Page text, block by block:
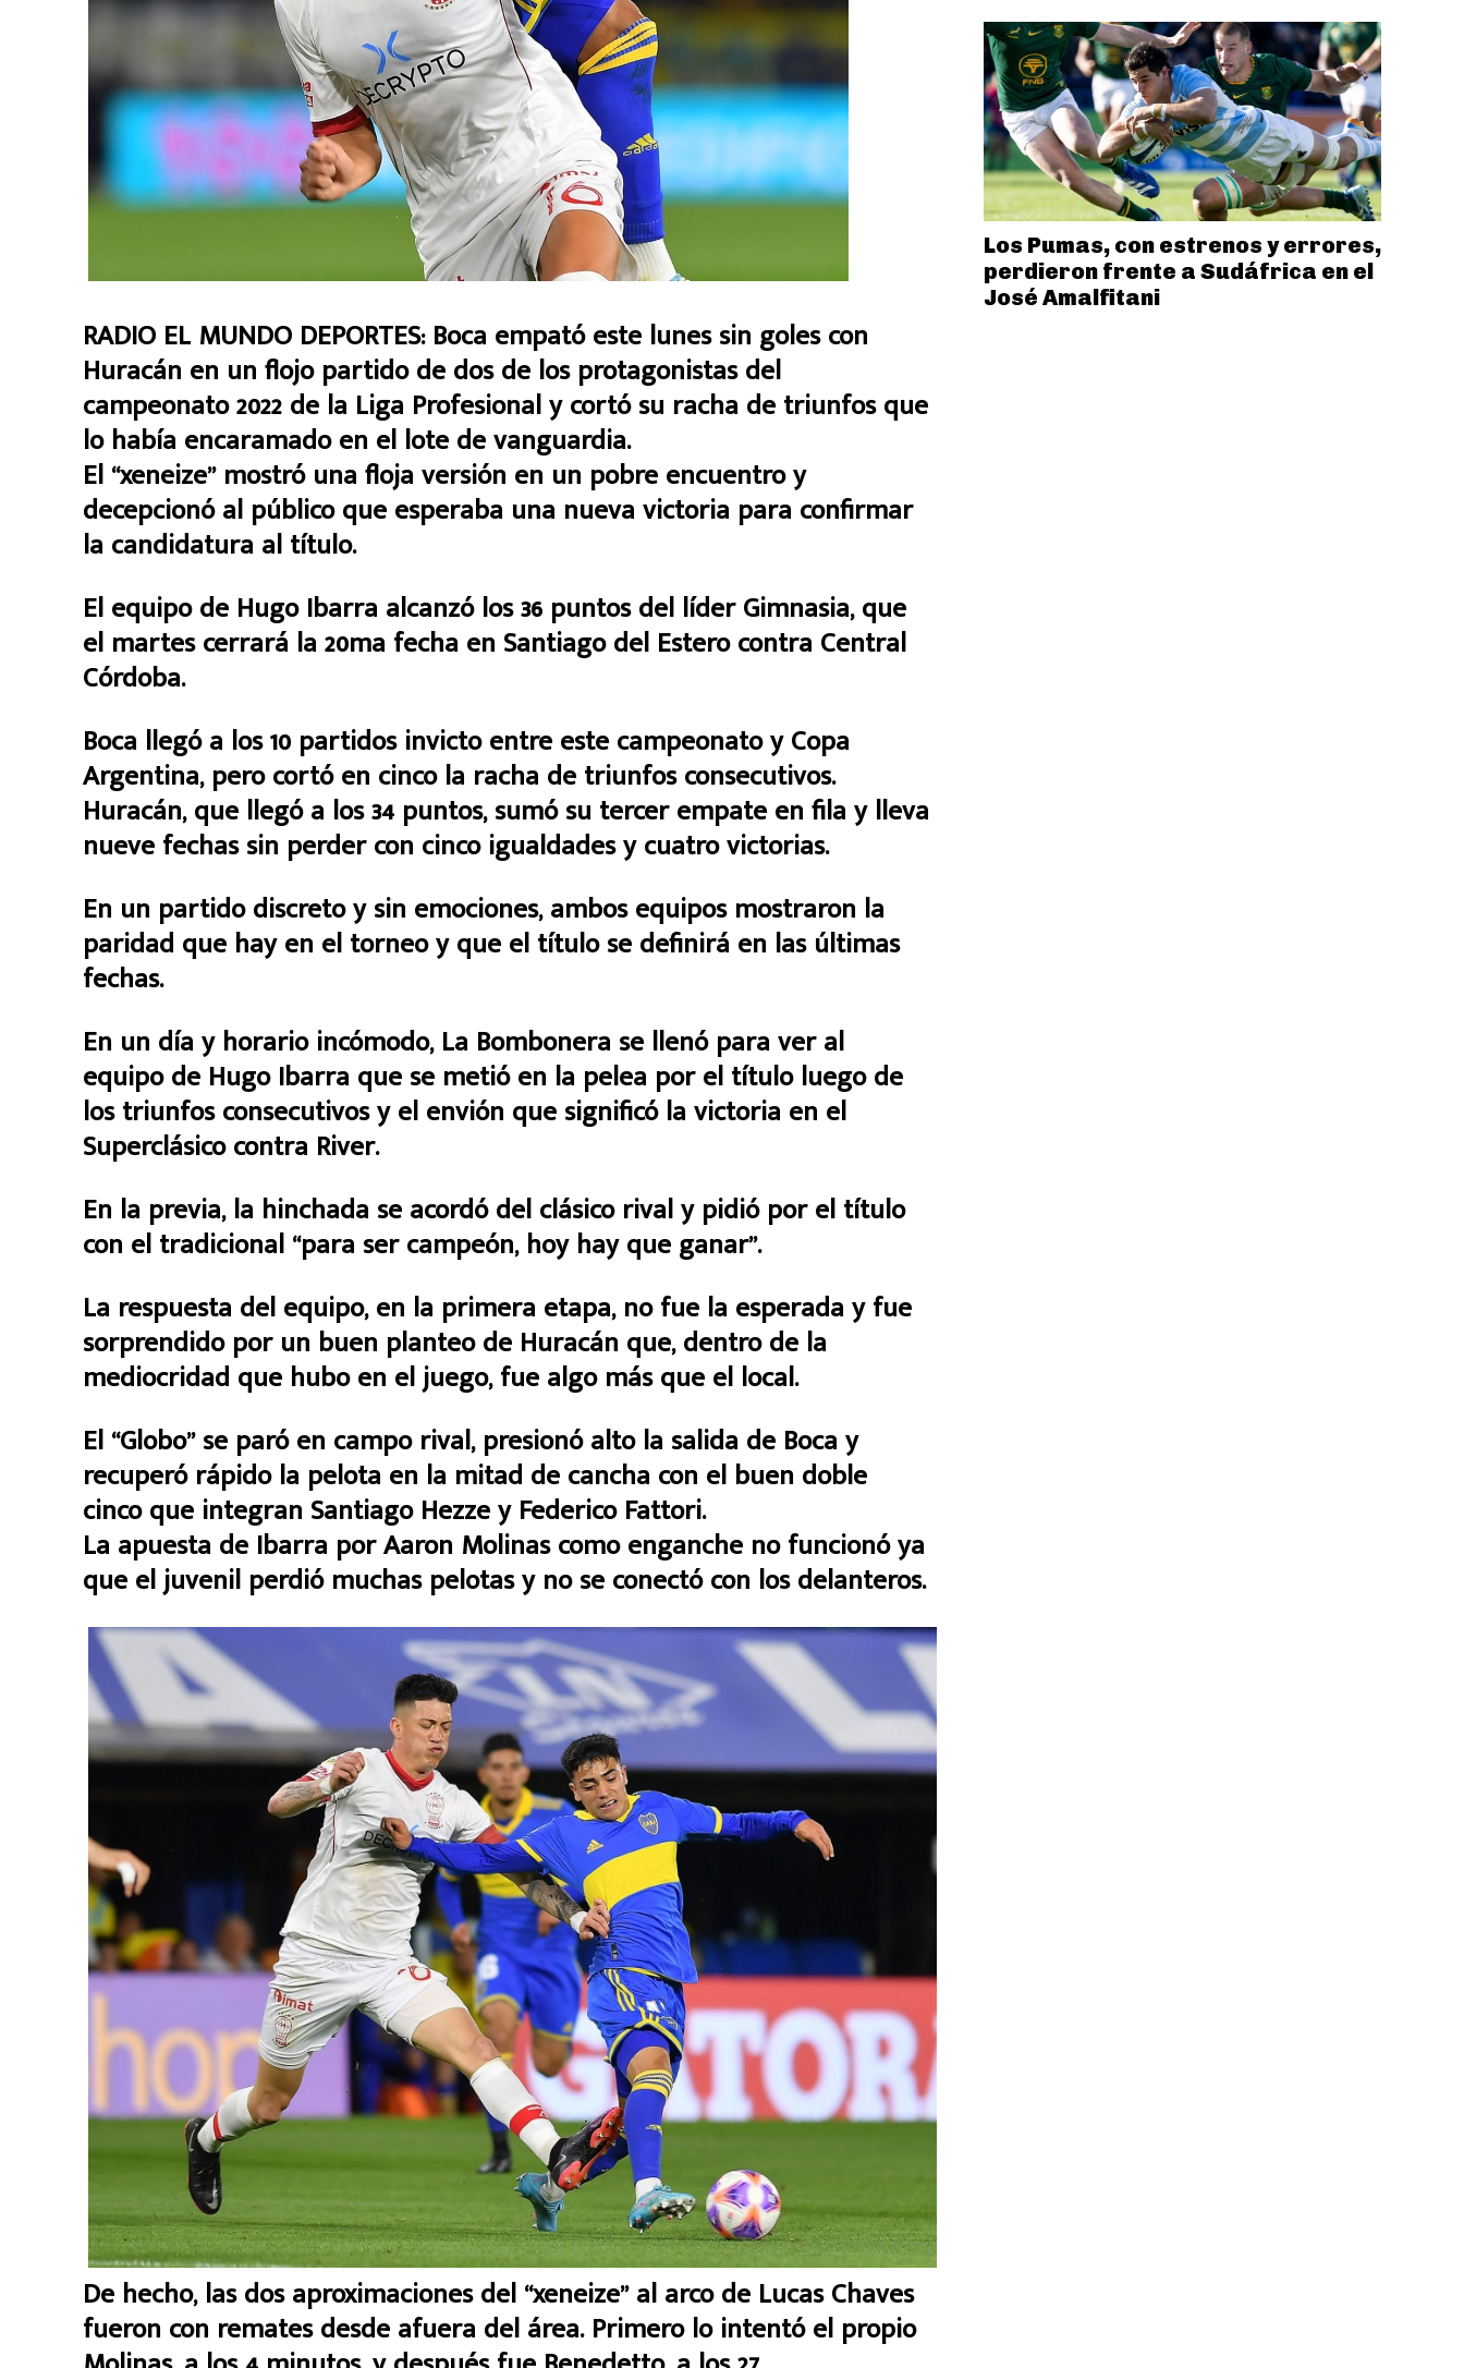
RADIO EL MUNDO DEPORTES: Boca empató este lunes sin goles con
Huracán en un flojo partido de dos de los protagonistas del
campeonato 2022 de la Liga Profesional y cortó su racha de triunfos que
lo había encaramado en el lote de vanguardia.
El “xeneize” mostró una floja versión en un pobre encuentro y
decepcionó al público que esperaba una nueva victoria para confirmar
la candidatura al título.
El equipo de Hugo Ibarra alcanzó los 36 puntos del líder Gimnasia, que
el martes cerrará la 20ma fecha en Santiago del Estero contra Central
Córdoba.
Boca llegó a los 10 partidos invicto entre este campeonato y Copa
Argentina, pero cortó en cinco la racha de triunfos consecutivos.
Huracán, que llegó a los 34 puntos, sumó su tercer empate en fila y lleva
nueve fechas sin perder con cinco igualdades y cuatro victorias.
En un partido discreto y sin emociones, ambos equipos mostraron la
paridad que hay en el torneo y que el título se definirá en las últimas
fechas.
En un día y horario incómodo, La Bombonera se llenó para ver al
equipo de Hugo Ibarra que se metió en la pelea por el título luego de
los triunfos consecutivos y el envión que significó la victoria en el
Superclásico contra River.
En la previa, la hinchada se acordó del clásico rival y pidió por el título
con el tradicional “para ser campeón, hoy hay que ganar”.
La respuesta del equipo, en la primera etapa, no fue la esperada y fue
sorprendido por un buen planteo de Huracán que, dentro de la
mediocridad que hubo en el juego, fue algo más que el local.
El “Globo” se paró en campo rival, presionó alto la salida de Boca y
recuperó rápido la pelota en la mitad de cancha con el buen doble
cinco que integran Santiago Hezze y Federico Fattori.
La apuesta de Ibarra por Aaron Molinas como enganche no funcionó ya
que el juvenil perdió muchas pelotas y no se conectó con los delanteros.
De hecho, las dos aproximaciones del “xeneize” al arco de Lucas Chaves
fueron con remates desde afuera del área. Primero lo intentó el propio
Los Pumas, con estrenos y errores,
perdieron frente a Sudáfrica en el
José Amalfitani